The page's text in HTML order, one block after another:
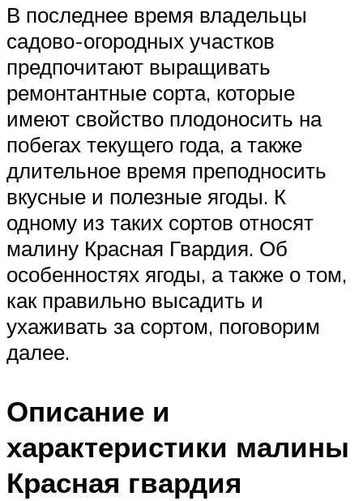
В последнее время владельцы
садово-огородных участков
предпочитают выращивать
ремонтантные сорта, которые
имеют свойство плодоносить на
побегах текущего года, а также
длительное время преподносить
вкусные и полезные ягоды. К
одному из таких сортов относят
малину Красная Гвардия. Об
особенностях ягоды, а также о том,
как правильно высадить и
ухаживать за сортом, поговорим
далее.
Описание и
характеристики малины
Красная гвардия